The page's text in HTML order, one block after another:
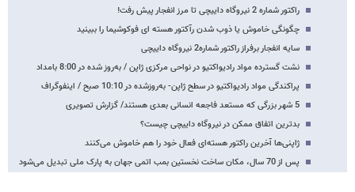
راکتور شماره 2 نیروگاه داییچی تا مرز انفجار پیش رفت!
چگونگی خاموش یا ذوب شدن رآکتور هسته ای فوکوشیما را ببینید
سایه انفجار برفراز راکتور شماره2 نیروگاه داییچی
نشت گسترده مواد رادیواکتیو در نواحی مرکزی ژاپن / به‌روز شده در 8:00 بامداد
پراکندگی مواد رادیواکتیو در سطح ژاپن- به‌روزشده در 10:10 صبح / اینفوگراف
5 شهر بزرگی که مستعد فاجعه انسانی بعدی هستند/ گزارش تصویری
بدترین اتفاق ممکن در نیروگاه داییچی چیست؟
ژاپنی‌ها آخرین راکتور هسته‌ای فعال خود را هم خاموش می‌کنند
پس از 70 سال، مکان ساخت نخستین بمب اتمی جهان به پارک ملی تبدیل می‌شود